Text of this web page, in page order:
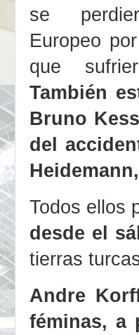
se
Europeo
que
También
Bruno
del
Todos ellos
desde el
tierras
Andre
féminas, a